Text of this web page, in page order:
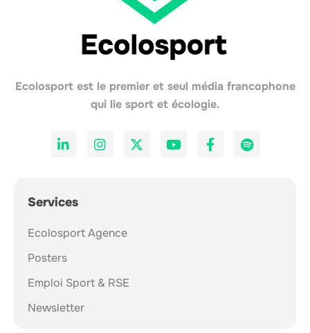
Ecolosport est le premier et seul média francophone
qui lie sport et écologie.
Services
Ecolosport Agence
Posters
Emploi Sport & RSE
Newsletter